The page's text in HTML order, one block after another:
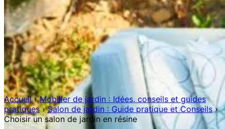
Accueil›Mobilier de jardin : Idées, conseils et guides
pratiques›Salon de jardin : Guide pratique et Conseils›
Choisir un salon de jardin en résine